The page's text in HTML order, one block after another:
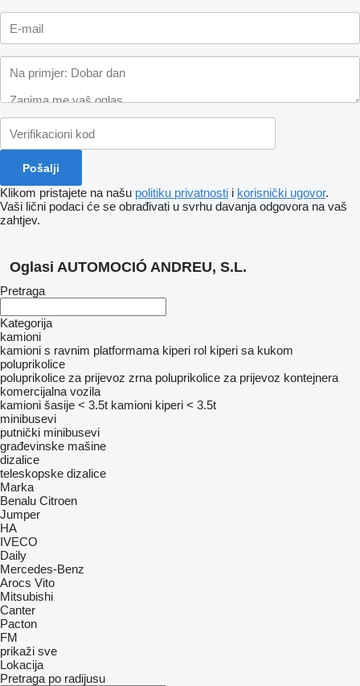
Klikom pristajete na našu politiku privatnosti i korisnički ugovor.
Vaši lični podaci će se obrađivati ​​u svrhu davanja odgovora na vaš
zahtjev.
Oglasi AUTOMOCIÓ ANDREU, S.L.
Pretraga
Kategorija
kamioni
kamioni s ravnim platformama kiperi rol kiperi sa kukom
poluprikolice
poluprikolice za prijevoz zrna poluprikolice za prijevoz kontejnera
komercijalna vozila
kamioni šasije < 3.5t kamioni kiperi < 3.5t
minibusevi
putnički minibusevi
građevinske mašine
dizalice
teleskopske dizalice
Marka
Benalu Citroen
Jumper
HA
IVECO
Daily
Mercedes-Benz
Arocs Vito
Mitsubishi
Canter
Pacton
FM
prikaži sve
Lokacija
Pretraga po radijusu